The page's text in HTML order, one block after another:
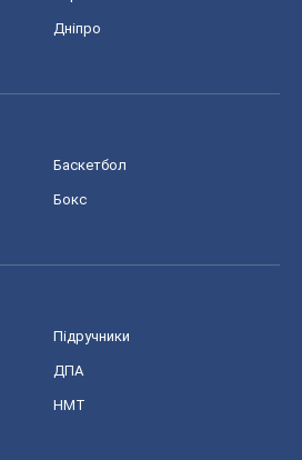
Дніпро
Баскетбол
Бокс
Підручники
ДПА
НМТ